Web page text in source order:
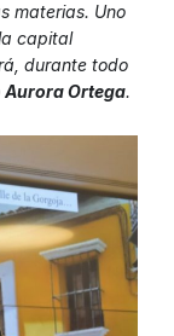
materias. Uno
capital
durante todo
Aurora Ortega.